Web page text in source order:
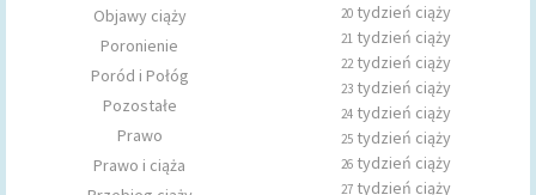
Objawy ciąży
Poronienie
Poród i Połóg
Pozostałe
Prawo
Prawo i ciąża
20 tydzień ciąży
21 tydzień ciąży
22tydzień ciąży
23 tydzień ciąży
24 tydzień ciąży
25 tydzień ciąży
26 tydzień ciąży
27 tydzień ciąży